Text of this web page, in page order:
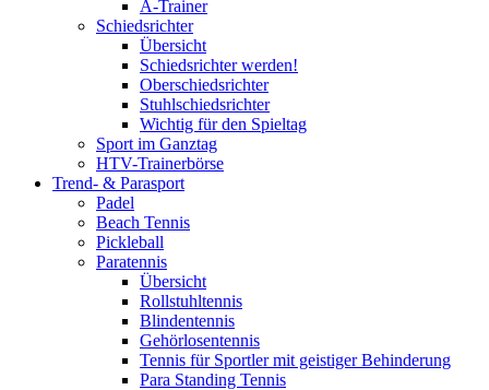
A-Trainer
Schiedsrichter
Übersicht
Schiedsrichter werden!
Oberschiedsrichter
Stuhlschiedsrichter
Wichtig für den Spieltag
Sport im Ganztag
HTV-Trainerbörse
Trend- & Parasport
Padel
Beach Tennis
Pickleball
Paratennis
Übersicht
Rollstuhltennis
Blindentennis
Gehörlosentennis
Tennis für Sportler mit geistiger Behinderung
Para Standing Tennis